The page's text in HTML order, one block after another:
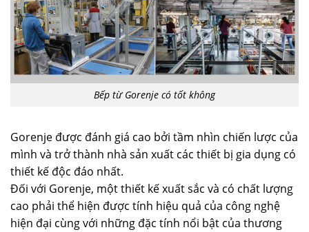
Bếp từ Gorenje có tốt không
Gorenje được đánh giá cao bởi tầm nhìn chiến lược của
mình và trở thành nhà sản xuất các thiết bị gia dụng có
thiết kế độc đáo nhất.
Đối với Gorenje, một thiết kế xuất sắc và có chất lượng
cao phải thể hiện được tính hiệu quả của công nghệ
hiện đại cùng với những đặc tính nổi bật của thương